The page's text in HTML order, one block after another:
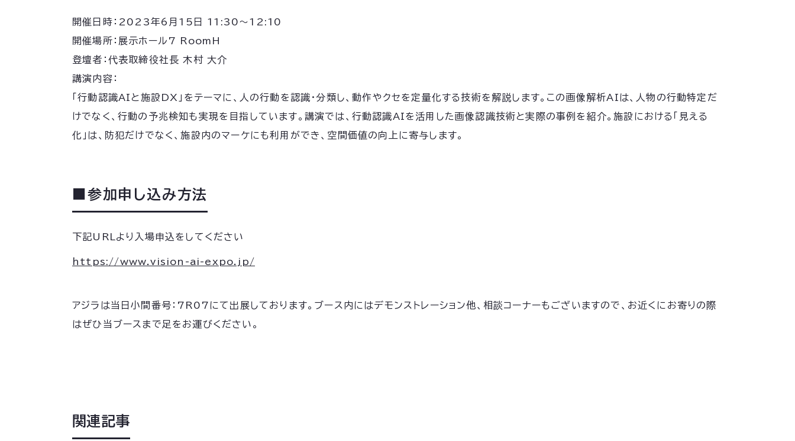
開催日時：2023年6月15日 11:30〜12:10
開催場所：展示ホール7 RoomH
登壇者：代表取締役社長 木村 大介
講演内容：
「行動認識AIと施設DX」をテーマに、人の行動を認識・分類し、動作やクセを定量化する技術を解説します。この画像解析AIは、人物の行動特定だ
けでなく、行動の予兆検知も実現を目指しています。講演では、行動認識AIを活用した画像認識技術と実際の事例を紹介。施設における「見える
化」は、防犯だけでなく、施設内のマーケにも利用ができ、空間価値の向上に寄与します。
■参加申し込み方法
下記URLより入場申込をしてください
https://www.vision-ai-expo.jp/
アジラは当日小間番号：7R07にて出展しております。ブース内にはデモンストレーション他、相談コーナーもございますので、お近くにお寄りの際
はぜひ当ブースまで足をお運びください。
関連記事